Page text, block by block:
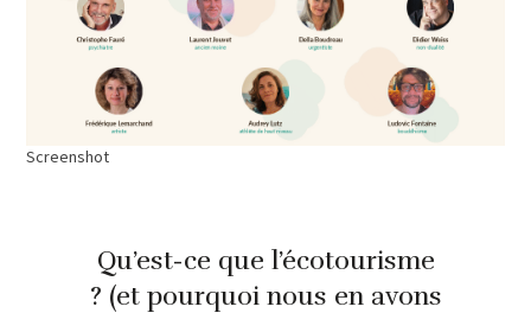
Screenshot
Qu’est-ce que l’écotourisme
? (et pourquoi nous en avons